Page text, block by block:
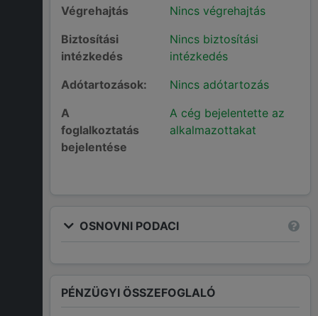
Végrehajtás
Nincs végrehajtás
Biztosítási
intézkedés
Nincs biztosítási
intézkedés
Adótartozások:
Nincs adótartozás
A
foglalkoztatás
bejelentése
A cég bejelentette az
alkalmazottakat
OSNOVNI PODACI
PÉNZÜGYI ÖSSZEFOGLALÓ